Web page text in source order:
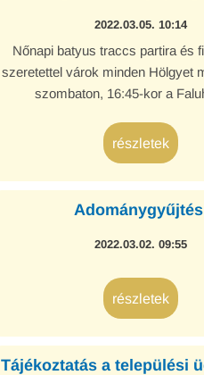
2022.03.05. 10:14
Nőnapi batyus traccs partira és
szeretettel várok minden Hölgyet
szombaton, 16:45-kor a
részletek
2022.03.02. 09:55
részletek
Tájékoztatás a települési